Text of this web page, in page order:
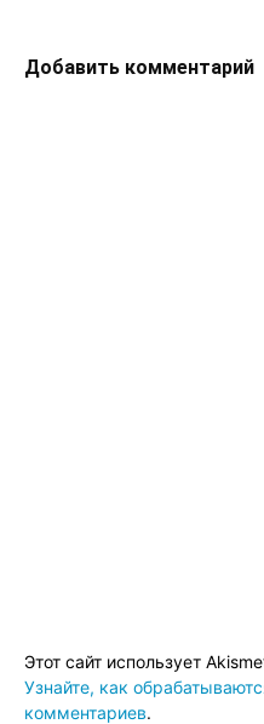
Добавить комментарий
Этот сайт использует
Узнайте, как
комментариев.